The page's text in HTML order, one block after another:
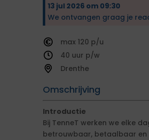
13 jul 2026 om 09:30
We ontvangen graag je
120
40
Drenthe
Omschrijving
Introductie
Bij TenneT werken we elke
betrouwbaar, betaalbaar en